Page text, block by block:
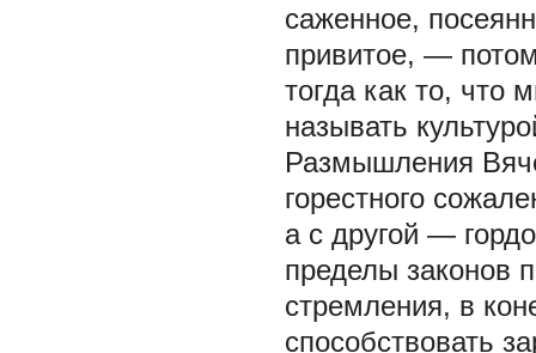
саженное,
привитое, —
тогда как то, что
называть
Размышления
горестного
а с другой —
пределы законов
стремления, в
способствовать